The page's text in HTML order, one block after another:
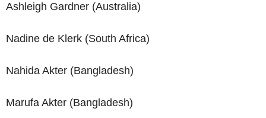
Ashleigh Gardner (Australia)
Nadine de Klerk (South Africa)
Nahida Akter (Bangladesh)
Marufa Akter (Bangladesh)